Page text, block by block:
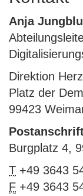
Anja
Direktion
Platz der
99423
Burgplatz 4,
T +49 3643
F +49 3643